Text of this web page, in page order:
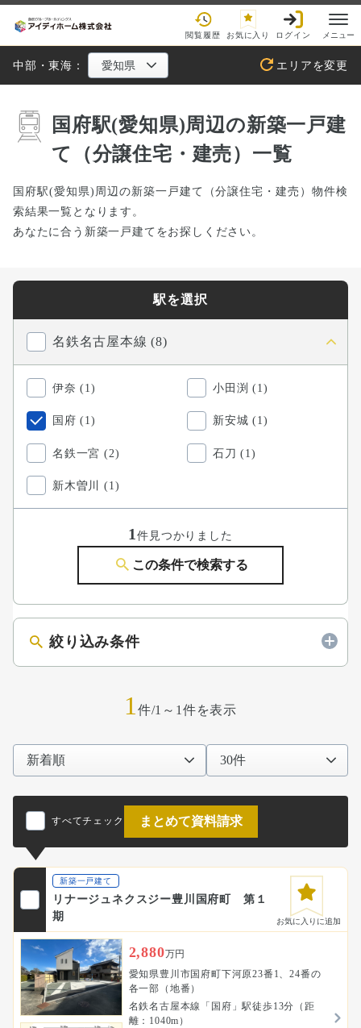
閲覧履歴 お気に入り ログイン メニュー
中部・東海： エリアを変更
国府駅(愛知県)周辺の新築一戸建
て（分譲住宅・建売）一覧
国府駅(愛知県)周辺の新築一戸建て（分譲住宅・建売）物件検
索結果一覧となります。
あなたに合う新築一戸建てをお探しください。
1 件/1～1件を表示
すべてチェック まとめて資料請求
新築一戸建て
リナージュネクスジー豊川国府町 第１
期
お気に入りに追加
2,880万円
愛知県豊川市国府町下河原23番1、24番の
各一部（地番）
名鉄名古屋本線「国府」駅徒歩13分（距
離：1040m）
駅を選択
名鉄名古屋本線 (8)
伊奈 (1) 小田渕 (1)
国府 (1) 新安城 (1)
名鉄一宮 (2) 石刀 (1)
新木曽川 (1)
1件見つかりました
この条件で検索する
絞り込み条件